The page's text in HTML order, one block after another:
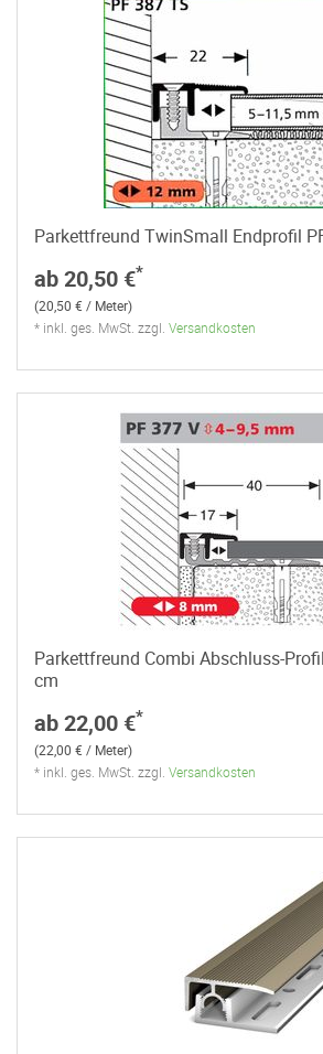
Parkettfreund TwinSmall Endprofil
ab 20,50 €*
(20,50 € / Meter)
* inkl. ges. MwSt. zzgl. Versandkosten
Parkettfreund Combi Abschluss-
cm
ab 22,00 €*
(22,00 € / Meter)
* inkl. ges. MwSt. zzgl. Versandkosten